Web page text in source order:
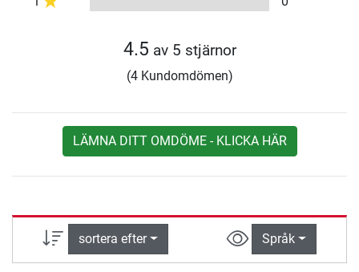
4.5 av 5 stjärnor
(4 Kundomdömen)
LÄMNA DITT OMDÖME - KLICKA HÄR
sortera efter Språk